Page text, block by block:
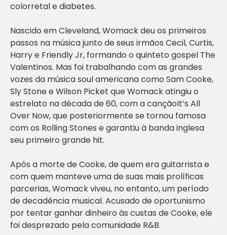
colorretal e diabetes.
Nascido em Cleveland, Womack deu os primeiros
passos na música junto de seus irmãos Cecil, Curtis,
Harry e Friendly Jr, formando o quinteto gospel The
Valentinos. Mas foi trabalhando com as grandes
vozes da música soul americana como Sam Cooke,
Sly Stone e Wilson Picket que Womack atingiu o
estrelato na década de 60, com a cançãoIt’s All
Over Now, que posteriormente se tornou famosa
com os Rolling Stones e garantiu à banda inglesa
seu primeiro grande hit.
Após a morte de Cooke, de quem era guitarrista e
com quem manteve uma de suas mais prolíficas
parcerias, Womack viveu, no entanto, um período
de decadência musical. Acusado de oportunismo
por tentar ganhar dinheiro às custas de Cooke, ele
foi desprezado pela comunidade R&B.